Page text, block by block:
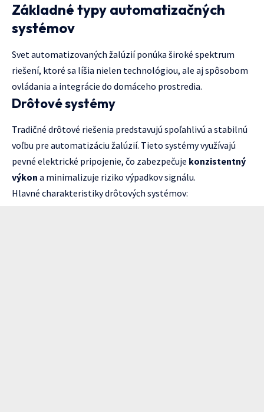
Základné typy automatizačných
systémov
Svet automatizovaných žalúzií ponúka široké spektrum
riešení, ktoré sa líšia nielen technológiou, ale aj spôsobom
ovládania a integrácie do domáceho prostredia.
Drôtové systémy
Tradičné drôtové riešenia predstavujú spoľahlivú a stabilnú
voľbu pre automatizáciu žalúzií. Tieto systémy využívajú
pevné elektrické pripojenie, čo zabezpečuje konzistentný
výkon a minimalizuje riziko výpadkov signálu.
Hlavné charakteristiky drôtových systémov: